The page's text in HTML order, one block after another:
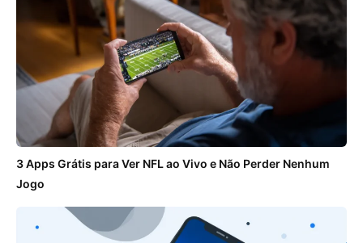
3 Apps Grátis para Ver NFL ao Vivo e Não Perder Nenhum
Jogo